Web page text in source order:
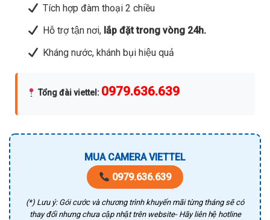
Tích hợp đàm thoại 2 chiều
Hỗ trợ tận nơi,lắp đặt trong vòng 24h.
Kháng nước, khánh bụi hiệu quả
Tổng đài viettel : 0979.636.639
MUA CAMERA VIETTEL
0979.636.639
(*) Lưu ý: Gói cước và chương trình khuyến mãi từng tháng sẽ có
thay đổi nhưng chưa cập nhật trên website- Hãy liên hệ hotline